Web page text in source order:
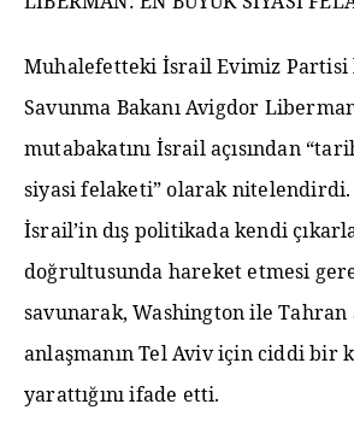
Muhalefetteki İsrail Evimiz
Savunma Bakanı Avigdor
mutabakatını İsrail açısından
siyasi felaketi” olarak
İsrail’in dış politikada kendi
doğrultusunda hareket etmesi
savunarak, Washington ile Tahran
anlaşmanın Tel Aviv için ciddi bir
yarattığını ifade etti.